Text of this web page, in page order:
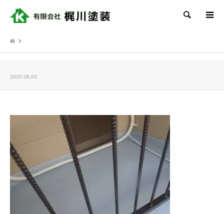
検索
2020.08.03